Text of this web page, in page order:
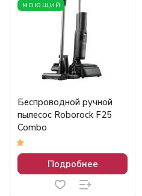
МОЮЩИЙ
Беспроводной ручной
пылесос Roborock F25
Combo
Подробнее